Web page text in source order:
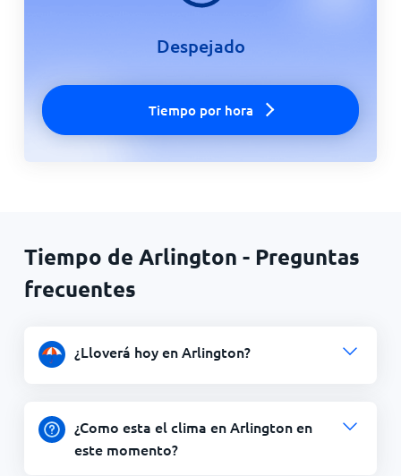
Despejado
Tiempo por hora
Tiempo de Arlington - Preguntas
frecuentes
¿Lloverá hoy en Arlington?
¿Como esta el clima en Arlington en
este momento?